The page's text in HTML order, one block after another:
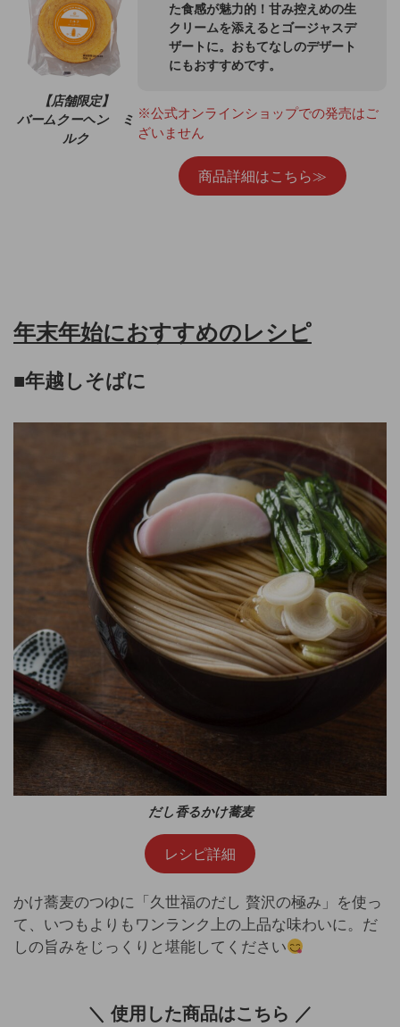
【店舗限定】
バームクーヘン ミ
ルク
た食感が魅力的！甘み控えめの生
クリームを添えるとゴージャスデ
ザートに。おもてなしのデザート
にもおすすめです。
※公式オンラインショップでの発売はご
ざいません
商品詳細はこちら≫
年末年始におすすめのレシピ
■年越しそばに
だし香るかけ蕎麦
レシピ詳細
かけ蕎麦のつゆに「久世福のだし 贅沢の極み」を使っ
て、いつもよりもワンランク上の上品な味わいに。だ
しの旨みをじっくりと堪能してください
＼ 使用した商品はこちら ／